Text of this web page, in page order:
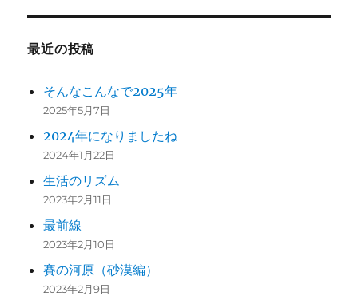
最近の投稿
そんなこんなで2025年
2025年5月7日
2024年になりましたね
2024年1月22日
生活のリズム
2023年2月11日
最前線
2023年2月10日
賽の河原（砂漠編）
2023年2月9日